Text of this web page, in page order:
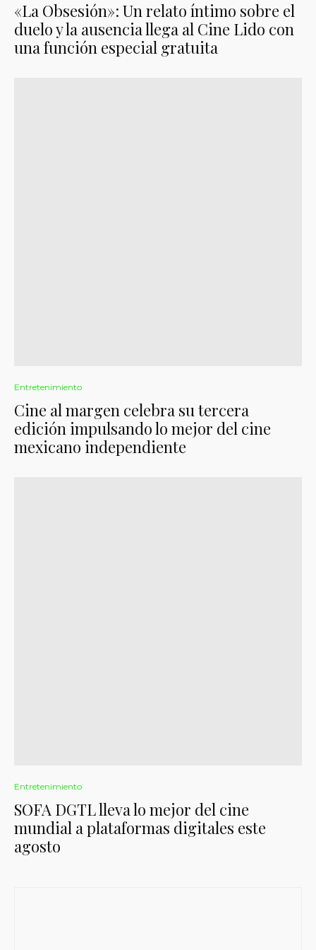
«La Obsesión»: Un relato íntimo sobre el
duelo y la ausencia llega al Cine Lido con
una función especial gratuita
Entretenimiento
Cine al margen celebra su tercera
edición impulsando lo mejor del cine
mexicano independiente
Entretenimiento
SOFA DGTL lleva lo mejor del cine
mundial a plataformas digitales este
agosto